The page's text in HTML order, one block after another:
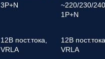
3P+N
~220/230/
1P+N
12В пост.тока,
VRLA
12В
VRLA